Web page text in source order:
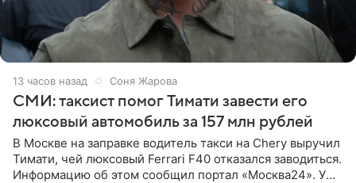
13 часов назад Соня Жарова
СМИ: таксист помог Тимати завести его
люксовый автомобиль за 157 млн рублей
В Москве на заправке водитель такси на Chery выручил
Тимати, чей люксовый Ferrari F40 отказался заводиться.
Информацию об этом сообщил портал «Москва24». У